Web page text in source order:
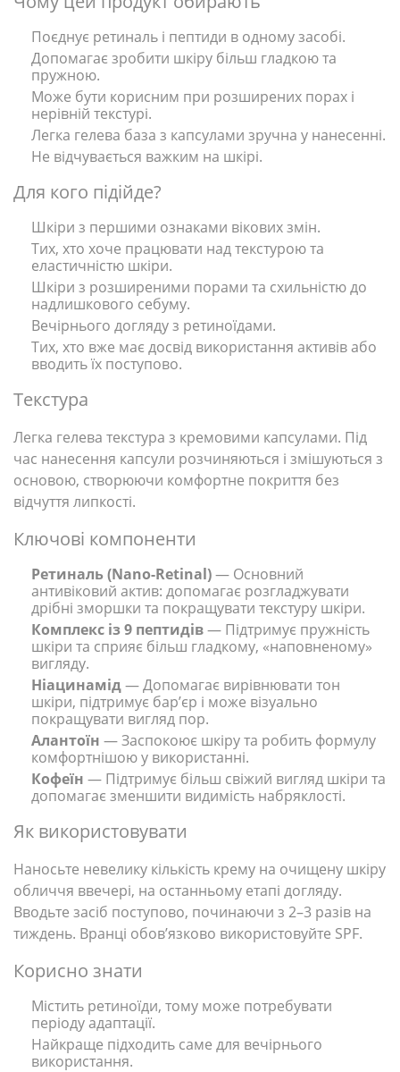
Поєднує ретиналь і пептиди в одному засобі.
Допомагає зробити шкіру більш гладкою та
пружною.
Може бути корисним при розширених порах і
нерівній текстурі.
Легка гелева база з капсулами зручна у нанесенні.
Не відчувається важким на шкірі.
Для кого підійде?
Шкіри з першими ознаками вікових змін.
Тих, хто хоче працювати над текстурою та
еластичністю шкіри.
Шкіри з розширеними порами та схильністю до
надлишкового себуму.
Вечірнього догляду з ретиноїдами.
Тих, хто вже має досвід використання активів або
вводить їх поступово.
Текстура
Легка гелева текстура з кремовими капсулами. Під
час нанесення капсули розчиняються і змішуються з
основою, створюючи комфортне покриття без
відчуття липкості.
Ключові компоненти
Ретиналь (Nano-Retinal)— Основний
антивіковий актив: допомагає розгладжувати
дрібні зморшки та покращувати текстуру шкіри.
Комплекс із 9 пептидів— Підтримує пружність
шкіри та сприяє більш гладкому, «наповненому»
вигляду.
Ніацинамід— Допомагає вирівнювати тон
шкіри, підтримує бар’єр і може візуально
покращувати вигляд пор.
Алантоїн — Заспокоює шкіру та робить формулу
комфортнішою у використанні.
Кофеїн — Підтримує більш свіжий вигляд шкіри та
допомагає зменшити видимість набряклості.
Як використовувати
Наносьте невелику кількість крему на очищену шкіру
обличчя ввечері, на останньому етапі догляду.
Вводьте засіб поступово, починаючи з 2–3 разів на
тиждень. Вранці обов’язково використовуйте SPF.
Корисно знати
Містить ретиноїди, тому може потребувати
періоду адаптації.
Найкраще підходить саме для вечірнього
використання.